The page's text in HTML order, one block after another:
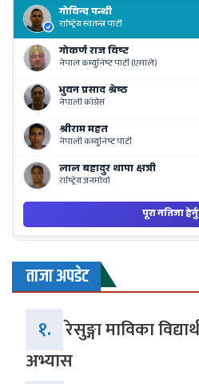
ताजा अपडेट
१. रेसुङ्गा माविका
अभ्यास